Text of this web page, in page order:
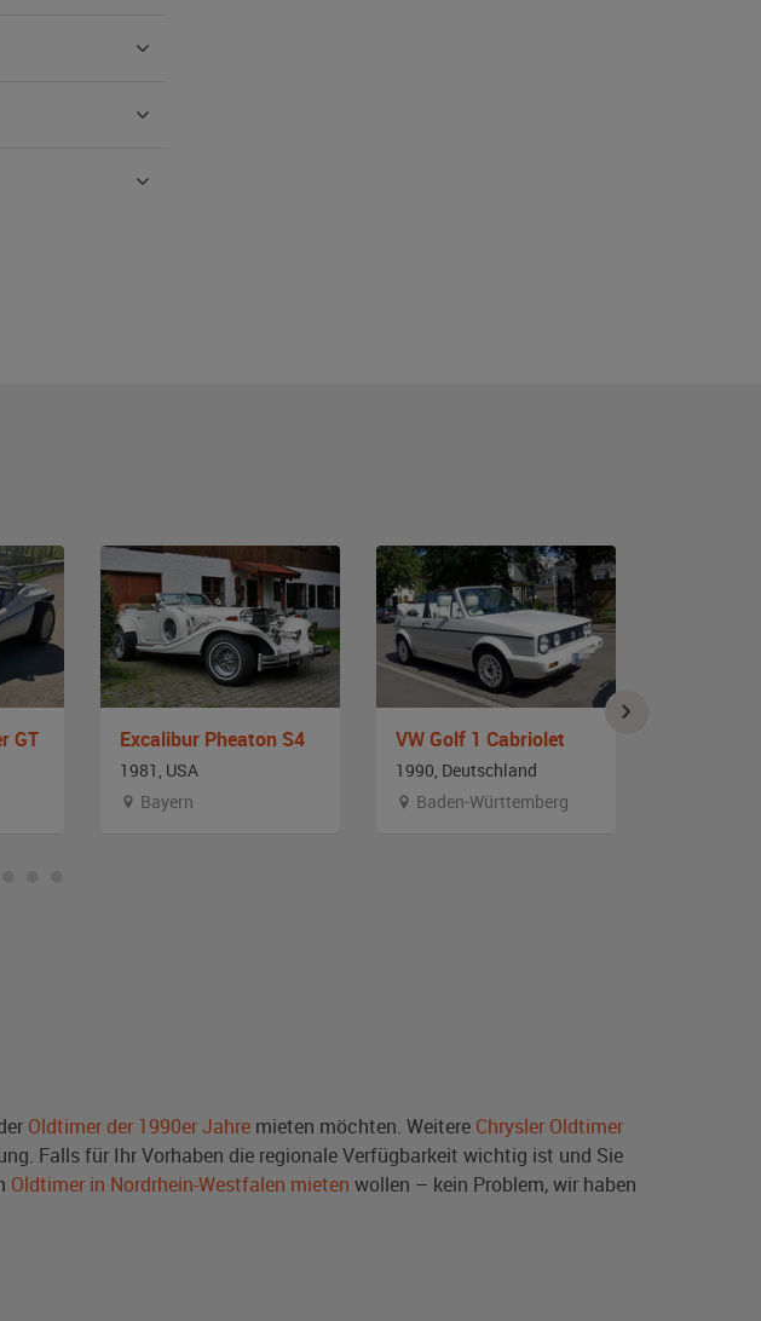
GT Excalibur Pheaton S4
1981, USA
Bayern
VW Golf 1 Cabriolet
1990, Deutschland
Baden-Württemberg
Oldtimer der 1990er Jahre mieten möchten. Weitere Chrysler Oldtimer
Falls für Ihr Vorhaben die regionale Verfügbarkeit wichtig ist und Sie
Oldtimer in Nordrhein-Westfalen mieten wollen – kein Problem, wir haben